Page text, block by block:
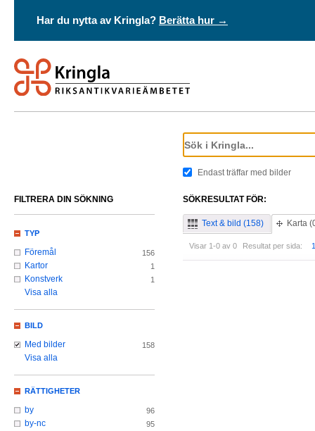
Har du nytta av Kringla? Berätta hur →
Endast träffar med bilder
SÖKRESULTAT FÖR:
Text & bild (158) Karta
Visar 1-0 av 0 Resultat per sida:
FILTRERA DIN SÖKNING
TYP
Föremål 156
Kartor 1
Konstverk 1
Visa alla
BILD
Med bilder 158
Visa alla
RÄTTIGHETER
by 96
by-nc 95